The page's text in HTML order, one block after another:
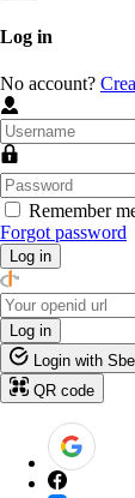
Log in
No account?
Remember
Forgot password
Log in
Log in
Login with
QR code